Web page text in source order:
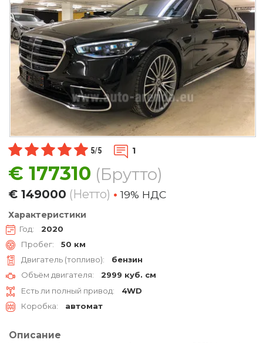
5/5 1
€ 177310 (Брутто)
€ 149000 (Нетто) • 19% НДC
Характеристики
Год:
2020
Пробег:
50 км
Двигатель (топливо):
бензин
Объём двигателя:
2999 куб. см
Есть ли полный привод:
4WD
Коробка:
автомат
Описание